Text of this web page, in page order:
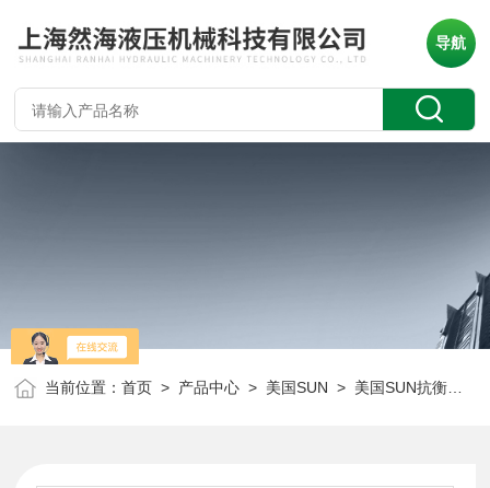
导航
当前位置：首页 > 产品中心 > 美国SUN > 美国SUN抗衡阀